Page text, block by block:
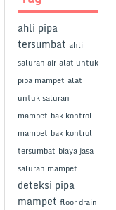
ahli pipa
tersumbat ahli
saluran air alat untuk
pipa mampet alat
untuk saluran
mampet bak kontrol
mampet bak kontrol
tersumbat biaya jasa
saluran mampet
deteksi pipa
mampet floor drain